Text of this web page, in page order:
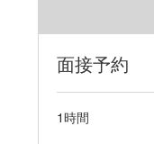
面接予約
1時間